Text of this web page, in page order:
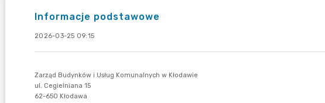
Informacje podstawowe
2026-03-25 09:15